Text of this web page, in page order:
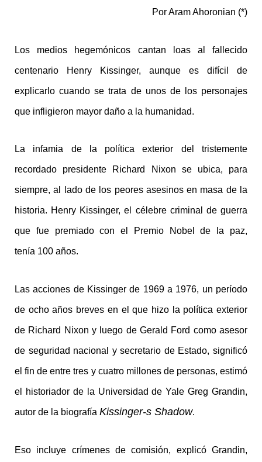
Por Aram Ahoronian (*)
Los medios hegemónicos cantan loas al fallecido
centenario Henry Kissinger, aunque es difícil de
explicarlo cuando se trata de unos de los personajes
que infligieron mayor daño a la humanidad.
La infamia de la política exterior del tristemente
recordado presidente Richard Nixon se ubica, para
siempre, al lado de los peores asesinos en masa de la
historia. Henry Kissinger, el célebre criminal de guerra
que fue premiado con el Premio Nobel de la paz,
tenía 100 años.
Las acciones de Kissinger de 1969 a 1976, un período
de ocho años breves en el que hizo la política exterior
de Richard Nixon y luego de Gerald Ford como asesor
de seguridad nacional y secretario de Estado, significó
el fin de entre tres y cuatro millones de personas, estimó
el historiador de la Universidad de Yale Greg Grandin,
autor de la biografía Kissinger-s Shadow.
Eso incluye crímenes de comisión, explicó Grandin,